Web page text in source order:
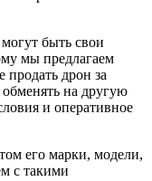
быть свои
мы предлагаем
дрон за
обменять на другую
и оперативное
его марки, модели,
с такими